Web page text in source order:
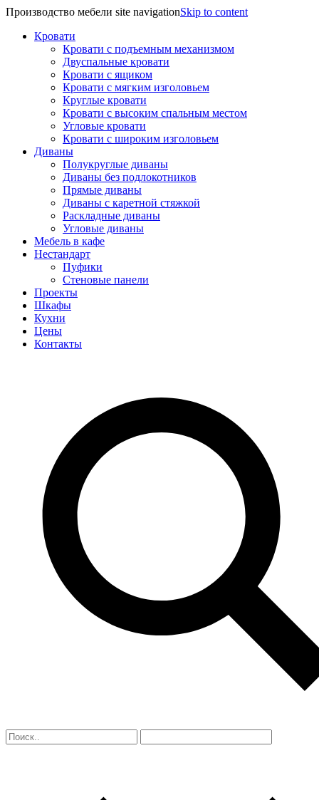
Производство мебели site navigationSkip to content
Кровати
Кровати с подъемным механизмом
Двуспальные кровати
Кровати с ящиком
Кровати с мягким изголовьем
Круглые кровати
Кровати с высоким спальным местом
Угловые кровати
Кровати с широким изголовьем
Диваны
Полукруглые диваны
Диваны без подлокотников
Прямые диваны
Диваны с каретной стяжкой
Раскладные диваны
Угловые диваны
Мебель в кафе
Нестандарт
Пуфики
Стеновые панели
Проекты
Шкафы
Кухни
Цены
Контакты